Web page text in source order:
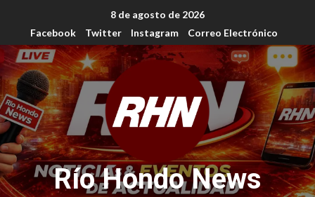
8 de agosto de 2026
Facebook
Twitter Instagram Correo Electrónico
Río Hondo News